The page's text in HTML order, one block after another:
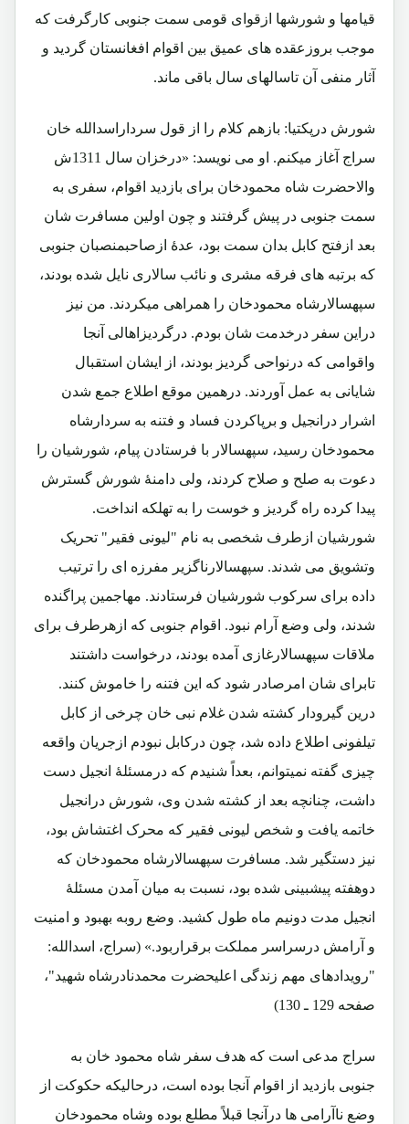
قیامها و شورشها ازقوای قومی سمت جنوبی کارگرفت که
موجب بروزعقده های عمیق بین اقوام افغانستان گردید و
آثار منفی آن تاسالهای سال باقی ماند.
شورش درپکتیا: بازهم کلام را از قول سرداراسدالله خان
سراج آغاز میکنم. او می نویسد: «درخزان سال 1311ش
والاحضرت شاه محمودخان برای بازدید اقوام، سفری به
سمت جنوبی در پیش گرفتند و چون اولین مسافرت شان
بعد ازفتح کابل بدان سمت بود، عدۀ ازصاحبمنصبان جنوبی
که برتبه های فرقه مشری و نائب سالاری نایل شده بودند،
سپهسالارشاه محمودخان را همراهی میکردند. من نیز
دراین سفر درخدمت شان بودم. درگردیزاهالی آنجا
واقوامی که درنواحی گردیز بودند، از ایشان استقبال
شایانی به عمل آوردند. درهمین موقع اطلاع جمع شدن
اشرار درانجیل و برپاکردن فساد و فتنه به سردارشاه
محمودخان رسید، سپهسالار با فرستادن پیام، شورشیان را
دعوت به صلح و صلاح کردند، ولی دامنۀ شورش گسترش
پیدا کرده راه گردیز و خوست را به تهلکه انداخت.
شورشیان ازطرف شخصی به نام "لیونی فقیر" تحریک
وتشویق می شدند. سپهسالارناگزیر مفرزه ای را ترتیب
داده برای سرکوب شورشیان فرستادند. مهاجمین پراگنده
شدند، ولی وضع آرام نبود. اقوام جنوبی که ازهرطرف برای
ملاقات سپهسالارغازی آمده بودند، درخواست داشتند
تابرای شان امرصادر شود که این فتنه را خاموش کنند.
درین گیرودار کشته شدن غلام نبی خان چرخی از کابل
تیلفونی اطلاع داده شد، چون درکابل نبودم ازجریان واقعه
چیزی گفته نمیتوانم، بعداً شنیدم که درمسئلۀ انجیل دست
داشت، چنانچه بعد از کشته شدن وی، شورش درانجیل
خاتمه یافت و شخص لیونی فقیر که محرک اغتشاش بود،
نیز دستگیر شد. مسافرت سپهسالارشاه محمودخان که
دوهفته پیشبینی شده بود، نسبت به میان آمدن مسئلۀ
انجیل مدت دونیم ماه طول کشید. وضع روبه بهبود و امنیت
و آرامش درسراسر مملکت برقراربود.» (سراج، اسدالله:
"رویدادهای مهم زندگی اعلیحضرت محمدنادرشاه شهید"،
صفحه 129 ـ 130)
سراج مدعی است که هدف سفر شاه محمود خان به
جنوبی بازدید از اقوام آنجا بوده است، درحالیکه حکوکت از
وضع ناآرامی ها درآنجا قبلاً مطلع بوده وشاه محمودخان